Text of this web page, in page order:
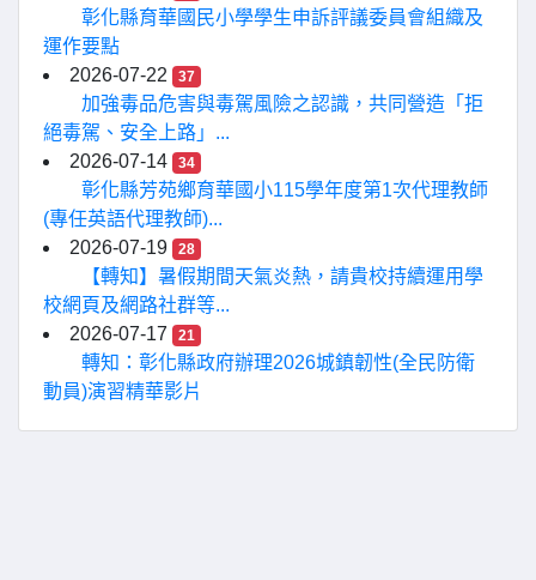
彰化縣育華國民小學學生申訴評議委員會組織及
運作要點
2026-07-22
37
加強毒品危害與毒駕風險之認識，共同營造「拒
絕毒駕、安全上路」...
2026-07-14
34
彰化縣芳苑鄉育華國小115學年度第1次代理教師
(專任英語代理教師)...
2026-07-19
28
【轉知】暑假期間天氣炎熱，請貴校持續運用學
校網頁及網路社群等...
2026-07-17
21
轉知：彰化縣政府辦理2026城鎮韌性(全民防衛
動員)演習精華影片